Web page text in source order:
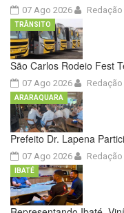
07 Ago 2026 Redação
São Carlos Rodeio Fest
07 Ago 2026
TRÂNSITO
Redação
Prefeito Dr. Lapena
07 Ago 2026
ARARAQUARA
Redação
IBATÉ